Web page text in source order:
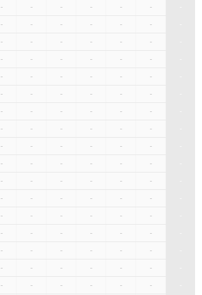
- - - - - -
- - - - - -
- - - - - -
- - - - - -
- - - - - -
- - - - - -
- - - - - -
- - - - - -
- - - - - -
- - - - - -
- - - - - -
- - - - - -
- - - - - -
- - - - - -
- - - - - -
- - - - - -
- - - - - -